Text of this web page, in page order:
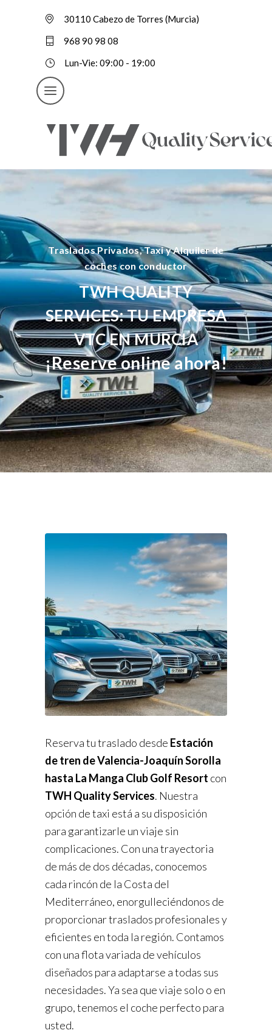
30110 Cabezo de Torres (Murcia)
968 90 98 08
Lun-Vie: 09:00 - 19:00
Traslados Privados, Taxi y Alquiler de
coches con conductor
TWH QUALITY
SERVICES: TU EMPRESA
VTC EN MURCIA
¡Reserve online ahora!
Reserva tu traslado desde Estación
de tren de Valencia-Joaquín Sorolla
hasta La Manga Club Golf Resort con
TWH Quality Services. Nuestra
opción de taxi está a su disposición
para garantizarle un viaje sin
complicaciones. Con una trayectoria
de más de dos décadas, conocemos
cada rincón de la Costa del
Mediterráneo, enorgulleciéndonos de
proporcionar traslados profesionales y
eficientes en toda la región. Contamos
con una flota variada de vehículos
diseñados para adaptarse a todas sus
necesidades. Ya sea que viaje solo o en
grupo, tenemos el coche perfecto para
usted.